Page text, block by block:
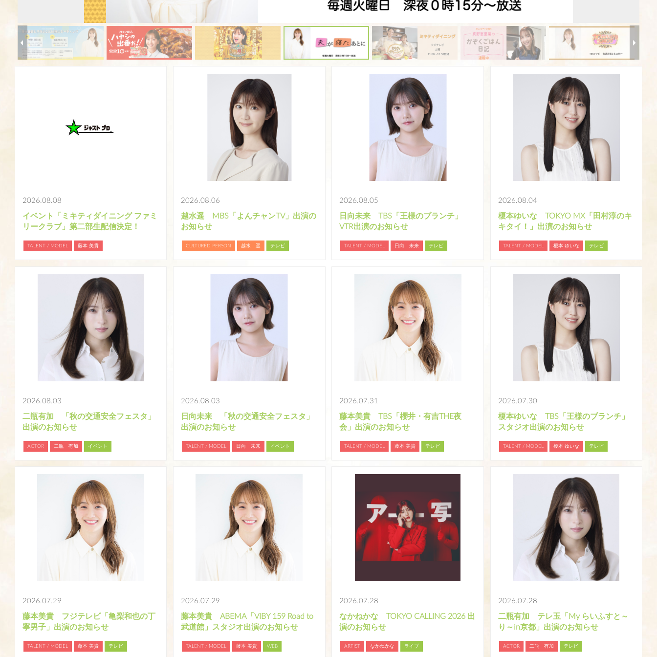
2026.08.08
イベント「ミキティダイニング ファミ
リークラブ」第二部生配信決定！
TALENT / MODEL 藤本 美貴
2026.08.06
越水遥 MBS「よんチャンTV」出演の
お知らせ
CULTURED PERSON 越水 遥 テレビ
2026.08.05
日向未来 TBS「王様のブランチ」
VTR出演のお知らせ
TALENT / MODEL 日向 未来 テレビ
2026.08.04
榎本ゆいな TOKYO MX「田村淳のキ
キタイ！」出演のお知らせ
TALENT / MODEL 榎本 ゆいな テレビ
2026.08.03
二瓶有加 「秋の交通安全フェスタ」
出演のお知らせ
ACTOR 二瓶 有加 イベント
2026.08.03
日向未来 「秋の交通安全フェスタ」
出演のお知らせ
TALENT / MODEL 日向 未来 イベント
2026.07.31
藤本美貴 TBS「櫻井・有吉THE夜
会」出演のお知らせ
TALENT / MODEL 藤本 美貴 テレビ
2026.07.30
榎本ゆいな TBS「王様のブランチ」
スタジオ出演のお知らせ
TALENT / MODEL 榎本 ゆいな テレビ
2026.07.29
藤本美貴 フジテレビ「亀梨和也の丁
寧男子」出演のお知らせ
TALENT / MODEL 藤本 美貴 テレビ
2026.07.29
藤本美貴 ABEMA「VIBY 159 Road to
武道館」スタジオ出演のお知らせ
TALENT / MODEL 藤本 美貴 WEB
2026.07.28
なかねかな TOKYO CALLING 2026 出
演のお知らせ
ARTIST なかねかな ライブ
2026.07.28
二瓶有加 テレ玉「My らいふすと～
り～in京都」出演のお知らせ
ACTOR 二瓶 有加 テレビ